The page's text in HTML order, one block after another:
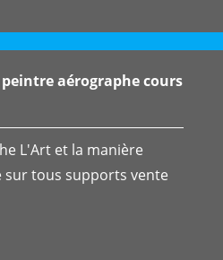
aérographe cours
L'Art et la manière
tous supports vente